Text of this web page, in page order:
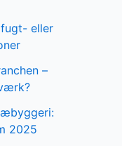
eller
–
2025